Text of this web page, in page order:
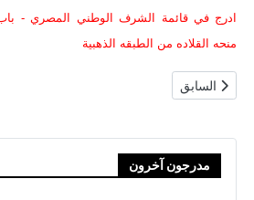
منحه القلاده من الطبقه الذهبية
المقال السابق: الدكتوره / عائشة عبد
السابق
مدرجون آخرون